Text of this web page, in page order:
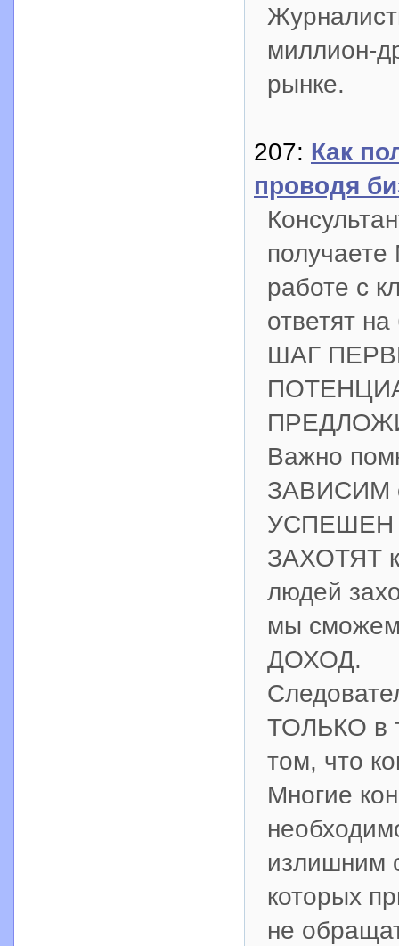
миллион-
рынке.
207: Как
проводя
работе с
ответят
ШАГ
Важно
ЗАВИСИМ
УСПЕШЕН
ЗАХОТЯТ
людей
мы сможем
ДОХОД.
ТОЛЬКО в
том, что
Многие
излишним
которых
не